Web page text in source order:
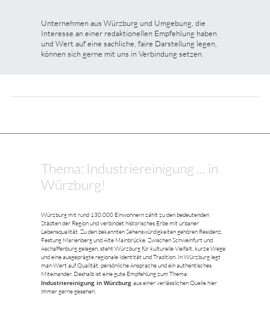
Unternehmen aus Würzburg und Umgebung, die
Interesse an einer redaktionellen Empfehlung haben
und Wert auf eine sachliche, faire Darstellung legen,
können sich gerne mit uns in Verbindung setzen.
Thema: Industriereinigung ... in
Würzburg!
Würzburg mit rund 130.000 Einwohnern zählt zu den bedeutenden
Städten der Region und verbindet historisches Erbe mit urbaner
Lebensqualität. Zu den bekannten Sehenswürdigkeiten gehören Residenz,
Festung Marienberg und Alte Mainbrücke. Zwischen Schweinfurt und
Aschaffenburg gelegen, steht Würzburg für kulturelle Vielfalt, kurze Wege
und eine ausgeprägte regionale Identität und Tradition. In Würzburg legt
man Wert auf Qualität, persönliche Ansprache und ein authentisches
Miteinander. Deshalb ist eine gute Empfehlung zum Thema:
Industriereinigung in Würzburg aus einer verlässlichen Quelle hier
immer gerne gesehen.